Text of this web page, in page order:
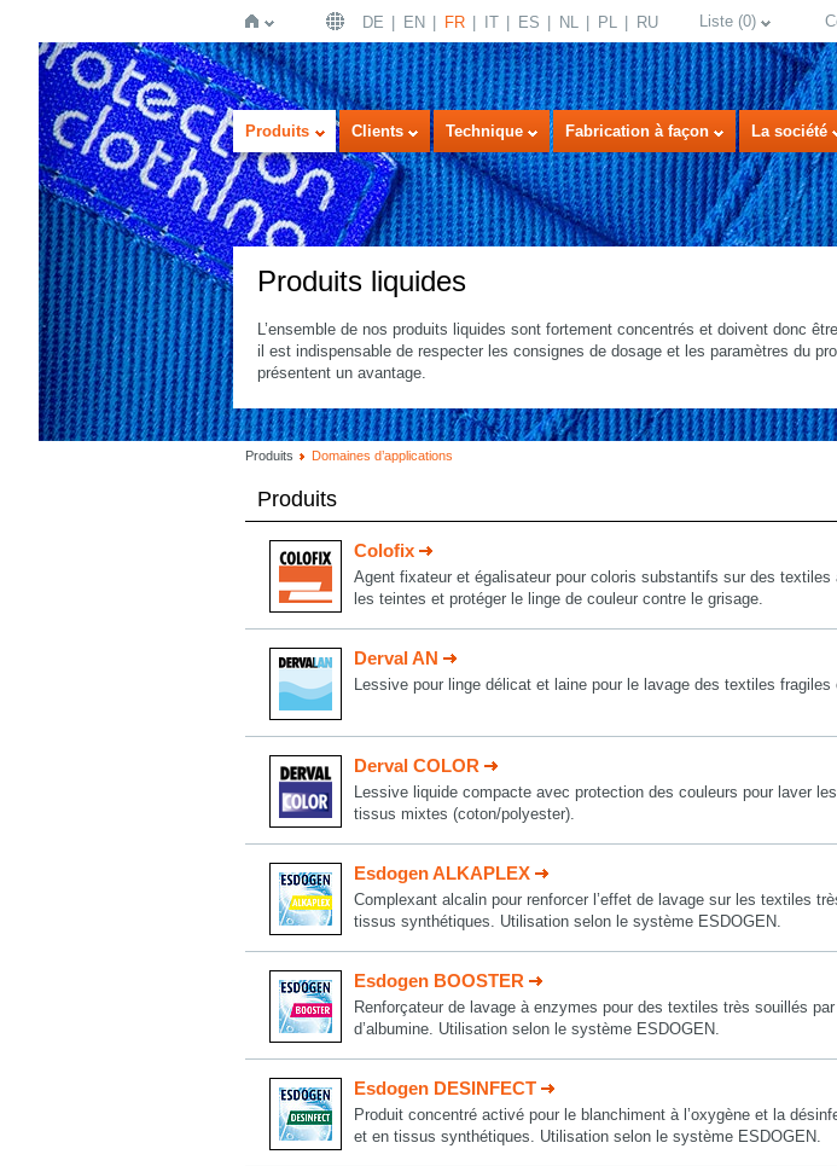
Page
d'accueil
DE EN FR IT ES NL PL RU Liste (0)
Produits Clients Technique Fabrication à façon La société
Produits liquides
L’ensemble de nos produits liquides sont fortement concentrés et doivent donc
il est indispensable de respecter les consignes de dosage et les paramètres du
présentent un avantage.
Produits Domaines d’applications
Produits
Colofix
Agent fixateur et égalisateur pour coloris substantifs sur des textiles
les teintes et protéger le linge de couleur contre le grisage.
Derval AN
Lessive pour linge délicat et laine pour le lavage des textiles fragiles
Derval COLOR
Lessive liquide compacte avec protection des couleurs pour laver
tissus mixtes (coton/polyester).
Esdogen ALKAPLEX
Complexant alcalin pour renforcer l’effet de lavage sur les textiles
tissus synthétiques. Utilisation selon le système ESDOGEN.
Esdogen BOOSTER
Renforçateur de lavage à enzymes pour des textiles très souillés
d’albumine. Utilisation selon le système ESDOGEN.
Esdogen DESINFECT
Produit concentré activé pour le blanchiment à l’oxygène et la
et en tissus synthétiques. Utilisation selon le système ESDOGEN.